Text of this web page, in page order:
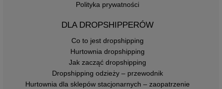
Polityka prywatności
DLA DROPSHIPPERÓW
Co to jest dropshipping
Hurtownia dropshipping
Jak zacząć dropshipping
Dropshipping odzieży – przewodnik
Hurtownia dla sklepów stacjonarnych – zaopatrzenie